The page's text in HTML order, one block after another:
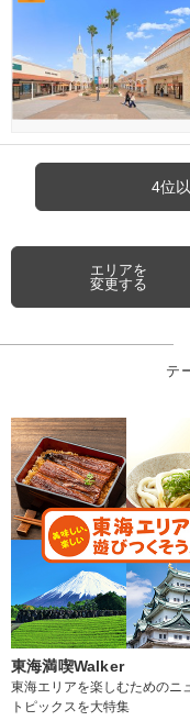
4位
エリアを
変更する
テ
東海満喫Walker
東海エリアを楽しむためのニ
トピックスを大特集